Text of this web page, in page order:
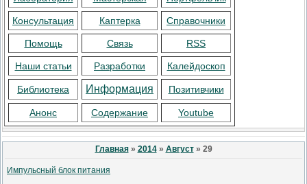
Консультация Каптерка Справочники
Помощь Связь RSS
Наши статьи Разработки Калейдоскоп
Библиотека Информация Позитивчики
Анонс Содержание Youtube
Главная» 2014 » Август » 29
Импульсный блок питания